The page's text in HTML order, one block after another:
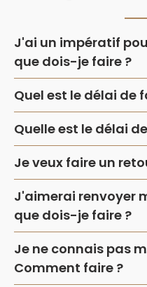
J'ai un impératif
que dois-je faire ?
Quel est le délai de
Quelle est le délai
Je veux faire un
J'aimerai renvoyer
que dois-je faire ?
Je ne connais pas
Comment faire ?